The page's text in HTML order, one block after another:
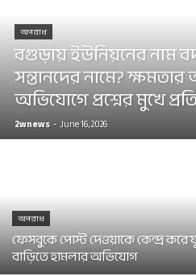
অপরাধ
বগুড়ায় ইউনিয়নের নাম
সন্তানদের নামে?
অভিযোগে প্রশ্নের মুখে
2wnews-June 16, 2026
অপরাধ
ফেসবুকে পোস্ট দেওয়াকে কেন্দ্র করে
বাড়িতে হামলার অভিযোগ